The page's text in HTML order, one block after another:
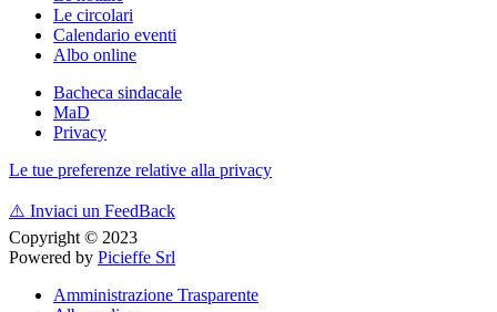
Le circolari
Calendario eventi
Albo online
Bacheca sindacale
MaD
Privacy
Le tue preferenze relative alla privacy
⚠️ Inviaci un FeedBack
Copyright © 2023
Powered by Picieffe Srl
Amministrazione Trasparente